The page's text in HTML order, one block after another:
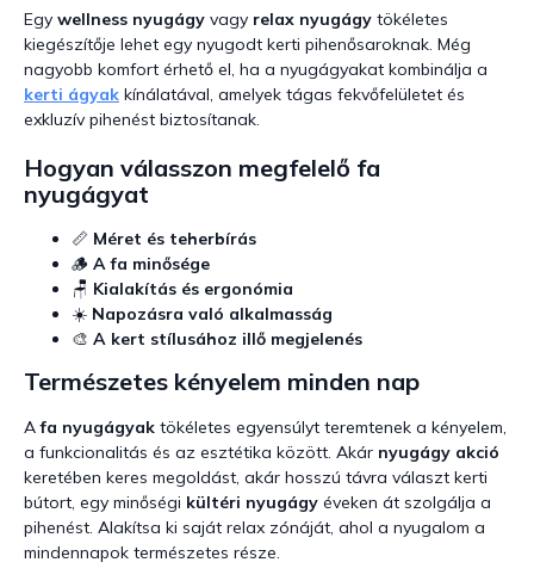
Egy wellness nyugágy vagy relax nyugágy tökéletes
kiegészítője lehet egy nyugodt kerti pihenősaroknak. Még
nagyobb komfort érhető el, ha a nyugágyakat kombinálja a
kerti ágyak kínálatával, amelyek tágas fekvőfelületet és
exkluzív pihenést biztosítanak.
Hogyan válasszon megfelelő fa
nyugágyat
📏 Méret és teherbírás
🪵 A fa minősége
🪑 Kialakítás és ergonómia
☀️ Napozásra való alkalmasság
🎨 A kert stílusához illő megjelenés
Természetes kényelem minden nap
Afa nyugágyak tökéletes egyensúlyt teremtenek a kényelem,
a funkcionalitás és az esztétika között. Akár nyugágy akció
keretében keres megoldást, akár hosszú távra választ kerti
bútort, egy minőségi kültéri nyugágy éveken át szolgálja a
pihenést. Alakítsa ki saját relax zónáját, ahol a nyugalom a
mindennapok természetes része.